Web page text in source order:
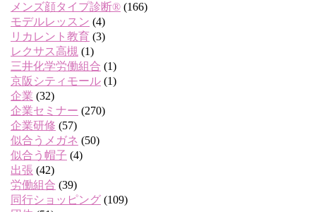
メンズ顔タイプ診断® (166)
モデルレッスン (4)
リカレント教育 (3)
レクサス高槻 (1)
三井化学労働組合 (1)
京阪シティモール (1)
企業 (32)
企業セミナー (270)
企業研修 (57)
似合うメガネ (50)
似合う帽子 (4)
出張 (42)
労働組合 (39)
同行ショッピング (109)